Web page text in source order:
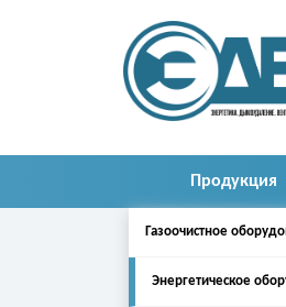
Продукция
Газоочистное
Энергетическое